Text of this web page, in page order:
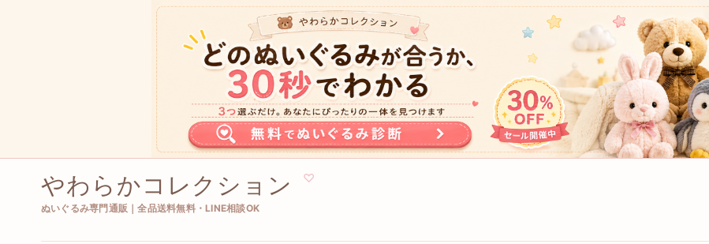
やわらかコレクション ♡
ぬいぐるみ専門通販｜全品送料無料・LINE相談OK